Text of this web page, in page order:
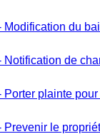
du
de
plainte
le